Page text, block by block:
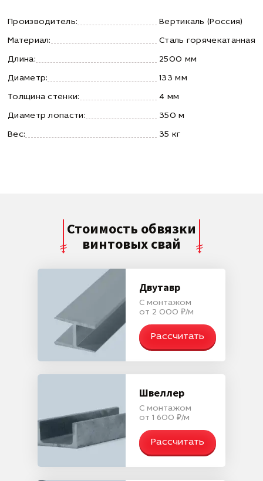
Производитель: Вертикаль (Россия)
Материал: Сталь горячекатанная
Длина: 2500 мм
Диаметр: 133 мм
Толщина стенки: 4 мм
Диаметр лопасти: 350 м
Вес: 35 кг
Стоимость обвязки
винтовых свай
Двутавр
С монтажом
от 2 000 ₽/м
Рассчитать
Швеллер
С монтажом
от 1 600 ₽/м
Рассчитать